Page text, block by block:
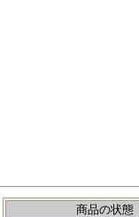
商品の状態